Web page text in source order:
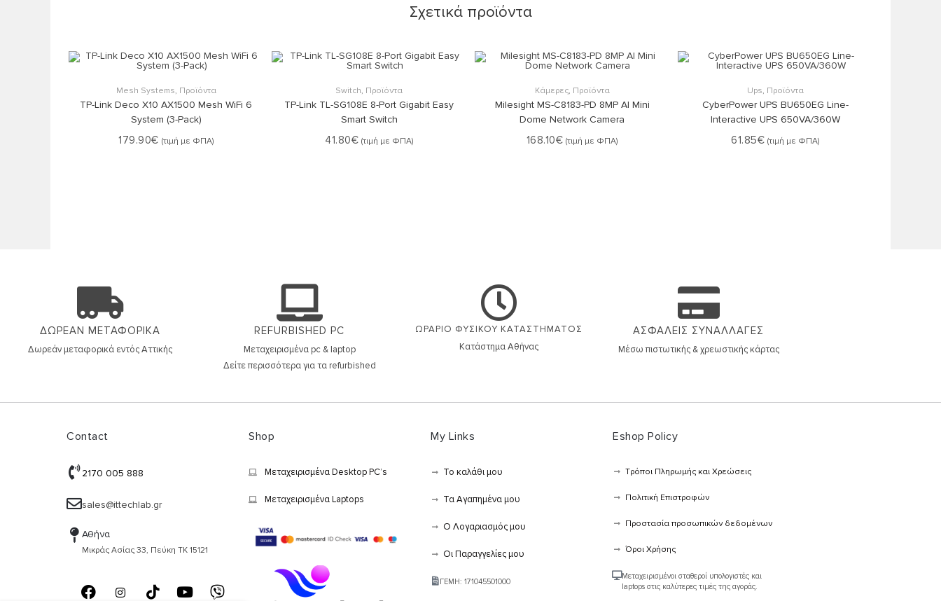
Σχετικά προϊόντα
Mesh Systems, Προϊόντα
TP-Link Deco X10 AX1500 Mesh WiFi 6
System (3-Pack)
179.90€ (τιμή με ΦΠΑ)
Switch, Προϊόντα
TP-Link TL-SG108E 8-Port Gigabit Easy
Smart Switch
41.80€ (τιμή με ΦΠΑ)
Κάμερες, Προϊόντα
Milesight MS-C8183-PD 8MP AI Mini
Dome Network Camera
168.10€ (τιμή με ΦΠΑ)
Ups, Προϊόντα
CyberPower UPS BU650EG Line-
Interactive UPS 650VA/360W
61.85€ (τιμή με ΦΠΑ)
ΔΩΡΕΑΝ ΜΕΤΑΦΟΡΙΚΑ
Δωρεάν μεταφορικά εντός Αττικής
REFURBISHED PC
Μεταχειρισμένα pc & laptop
Δείτε περισσότερα για τα refurbished
ΩΡΑΡΙΟ ΦΥΣΙΚΟΥ ΚΑΤΑΣΤΗΜΑΤΟΣ
Κατάστημα Αθήνας
ΑΣΦΑΛΕΙΣ ΣΥΝΑΛΛΑΓΕΣ
Μέσω πιστωτικής & χρεωστικής κάρτας
Contact
2170 005 888
sales@ittechlab.gr
Αθήνα
Μικράς Ασίας 33, Πεύκη ΤΚ 15121
Shop
Μεταχειρισμένα Desktop PC’s
Μεταχειρισμένα Laptops
My Links
Το καλάθι μου
Τα Αγαπημένα μου
Ο Λογαριασμός μου
Οι Παραγγελίες μου
ΓΕΜΗ: 171045501000
Eshop Policy
Τρόποι Πληρωμής και Χρεώσεις
Πολιτική Επιστροφών
Προστασία προσωπικών δεδομένων
Όροι Χρήσης
Μεταχειρισμένοι σταθεροί υπολογιστές και
laptops στις καλύτερες τιμές της αγοράς.